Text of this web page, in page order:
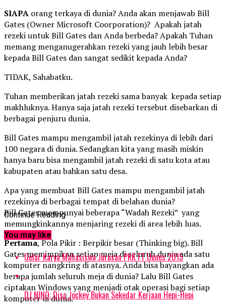
SIAPA orang terkaya di dunia? Anda akan menjawab Bill
Gates (Owner Microsoft Coorporation)? Apakah jatah
rezeki untuk Bill Gates dan Anda berbeda? Apakah Tuhan
memang menganugerahkan rezeki yang jauh lebih besar
kepada Bill Gates dan sangat sedikit kepada Anda?
TIDAK, Sahabatku.
Tuhan memberikan jatah rezeki sama banyak kepada setiap
makhluknya. Hanya saja jatah rezeki tersebut disebarkan di
berbagai penjuru dunia.
Bill Gates mampu mengambil jatah rezekinya di lebih dari
100 negara di dunia. Sedangkan kita yang masih miskin
hanya baru bisa mengambil jatah rezeki di satu kota atau
kabupaten atau bahkan satu desa.
Apa yang membuat Bill Gates mampu mengambil jatah
rezekinya di berbagai tempat di belahan dunia?
Bill Gates mempunyai beberapa “Wadah Rezeki” yang
memungkinkannya menjaring rezeki di area lebih luas.
Pertama, Pola Pikir : Berpikir besar (Thinking big). Bill
Gates memimpikan setiap meja di seluruh dunia ada satu
komputer nangkring di atasnya. Anda bisa bayangkan ada
berapa jumlah seluruh meja di dunia? Lalu Bill Gates
ciptakan Windows yang menjadi otak operasi bagi setiap
komputer di dunia.
Continue Reading
You may like
Gelar Karya Mahasiswa Jurusan PKK FT Unnes 2015
DJ NINO: Disc Jockey Bukan Sekedar Kerjaan Hepi-Hepi